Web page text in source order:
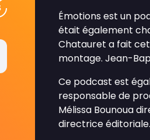
Émotions est un
était également
Chatauret a fait
montage. Jean-
Ce podcast est
responsable de
Mélissa Bounoua
directrice éditoriale.